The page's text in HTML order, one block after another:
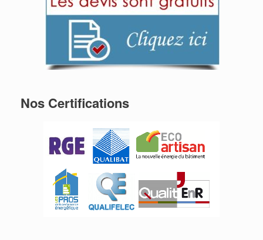
Nos Certifications